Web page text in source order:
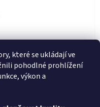
které se ukládají ve
pohodlné prohlížení
výkon a
z 5 hvězdiček.
z 5 hvězdiček.